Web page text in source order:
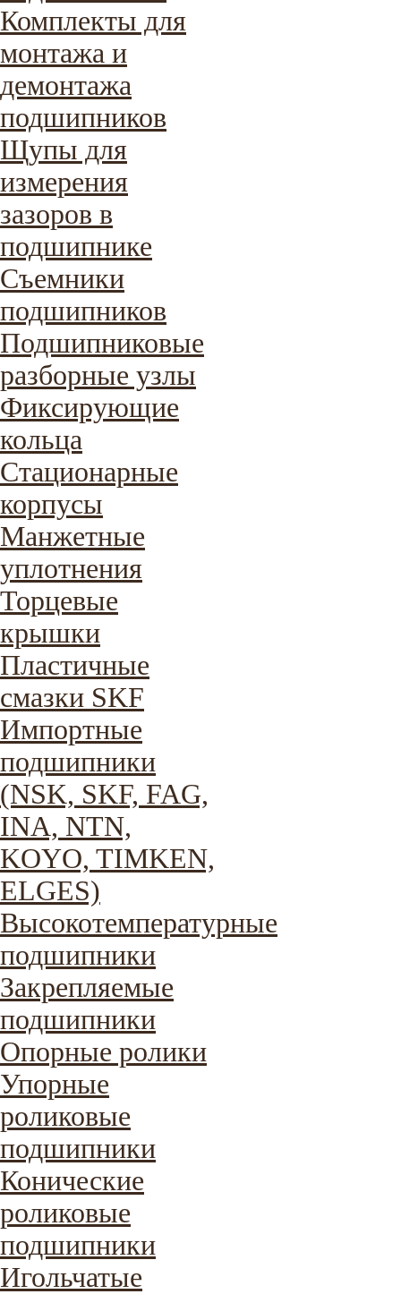
Комплекты для
монтажа и
демонтажа
подшипников
Щупы для
измерения
зазоров в
подшипнике
Съемники
подшипников
Подшипниковые
разборные узлы
Фиксирующие
кольца
Стационарные
корпусы
Манжетные
уплотнения
Торцевые
крышки
Пластичные
смазки SKF
Импортные
подшипники
(NSK, SKF, FAG,
INA, NTN,
KOYO, TIMKEN,
ELGES)
Высокотемпературные
подшипники
Закрепляемые
подшипники
Опорные ролики
Упорные
роликовые
подшипники
Конические
роликовые
подшипники
Игольчатые